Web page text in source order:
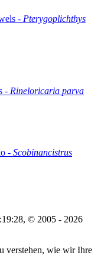
- Pterygoplichthys
- Rineloricaria parva
- Scobinancistrus
, © 2005 - 2026
verstehen, wie wir Ihre